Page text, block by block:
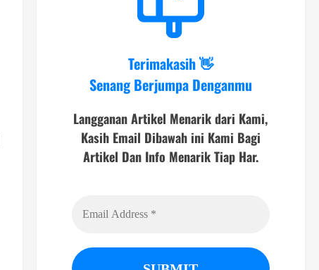
Terimakasih 👋
Senang Berjumpa Denganmu
Langganan Artikel Menarik dari Kami,
Kasih Email Dibawah ini Kami Bagi
Artikel Dan Info Menarik Tiap Har.